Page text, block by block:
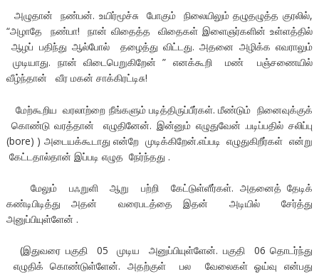
அழுதான் நண்பன். உயிர்மூச்சு போகும் நிலையிலும் தழுதழுத்த குரலில்,
“அழாதே நண்பா! நான் விதைத்த விதைகள் இளைஞர்களின் உள்ளத்தில்
ஆழப் பதிந்து ஆல்போல் தழைத்து விட்டது. அதனை அழிக்க எவராலும்
முடியாது. நான் விடைபெறுகிறேன் ” எனக்கூறி மண் பஞ்சணையில்
வீழ்ந்தான் வீர மகன் சாக்கிரட்டிசு!
மேற்கூறிய வரலாற்றை நீங்களும் படித்திருப்பீர்கள். மீண்டும் நினைவுக்குக்
கொண்டு வரத்தான் எழுதினேன். இன்னும் எழுதுவேன் .படிப்பதில் சலிப்பு
(bore) ) அடையக்கூடாது என்றே முடிக்கிறேன்.எப்படி எழுதுகிறீர்கள் என்று
கேட்டதால்தான் இப்படி எழுத நேர்ந்தது .
மேலும் பஃறுளி ஆறு பற்றி கேட்டுள்ளீர்கள். அதனைத் தேடிக்
கண்டிபிடித்து அதன் வரைபடத்தை இதன் அடியில் சேர்த்து
அனுப்பியுள்ளேன் .
(இதுவரை பகுதி 05 முடிய அனுப்பியுள்ளேன். பகுதி 06 தொடர்ந்து
எழுதிக் கொண்டுள்ளேன். அதற்குள் பல வேலைகள் ஓய்வு என்பது